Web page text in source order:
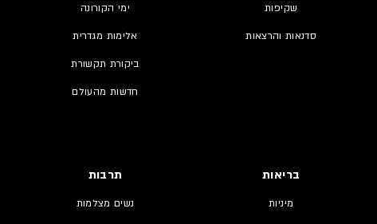
שקיפות
סדנאות והרצאות
ימי הקורונה
אלימות מגדרית
ביקורת תקשורת
חדשות מהעולם
בריאות
מיניות
תרבות
נשים מצלמות